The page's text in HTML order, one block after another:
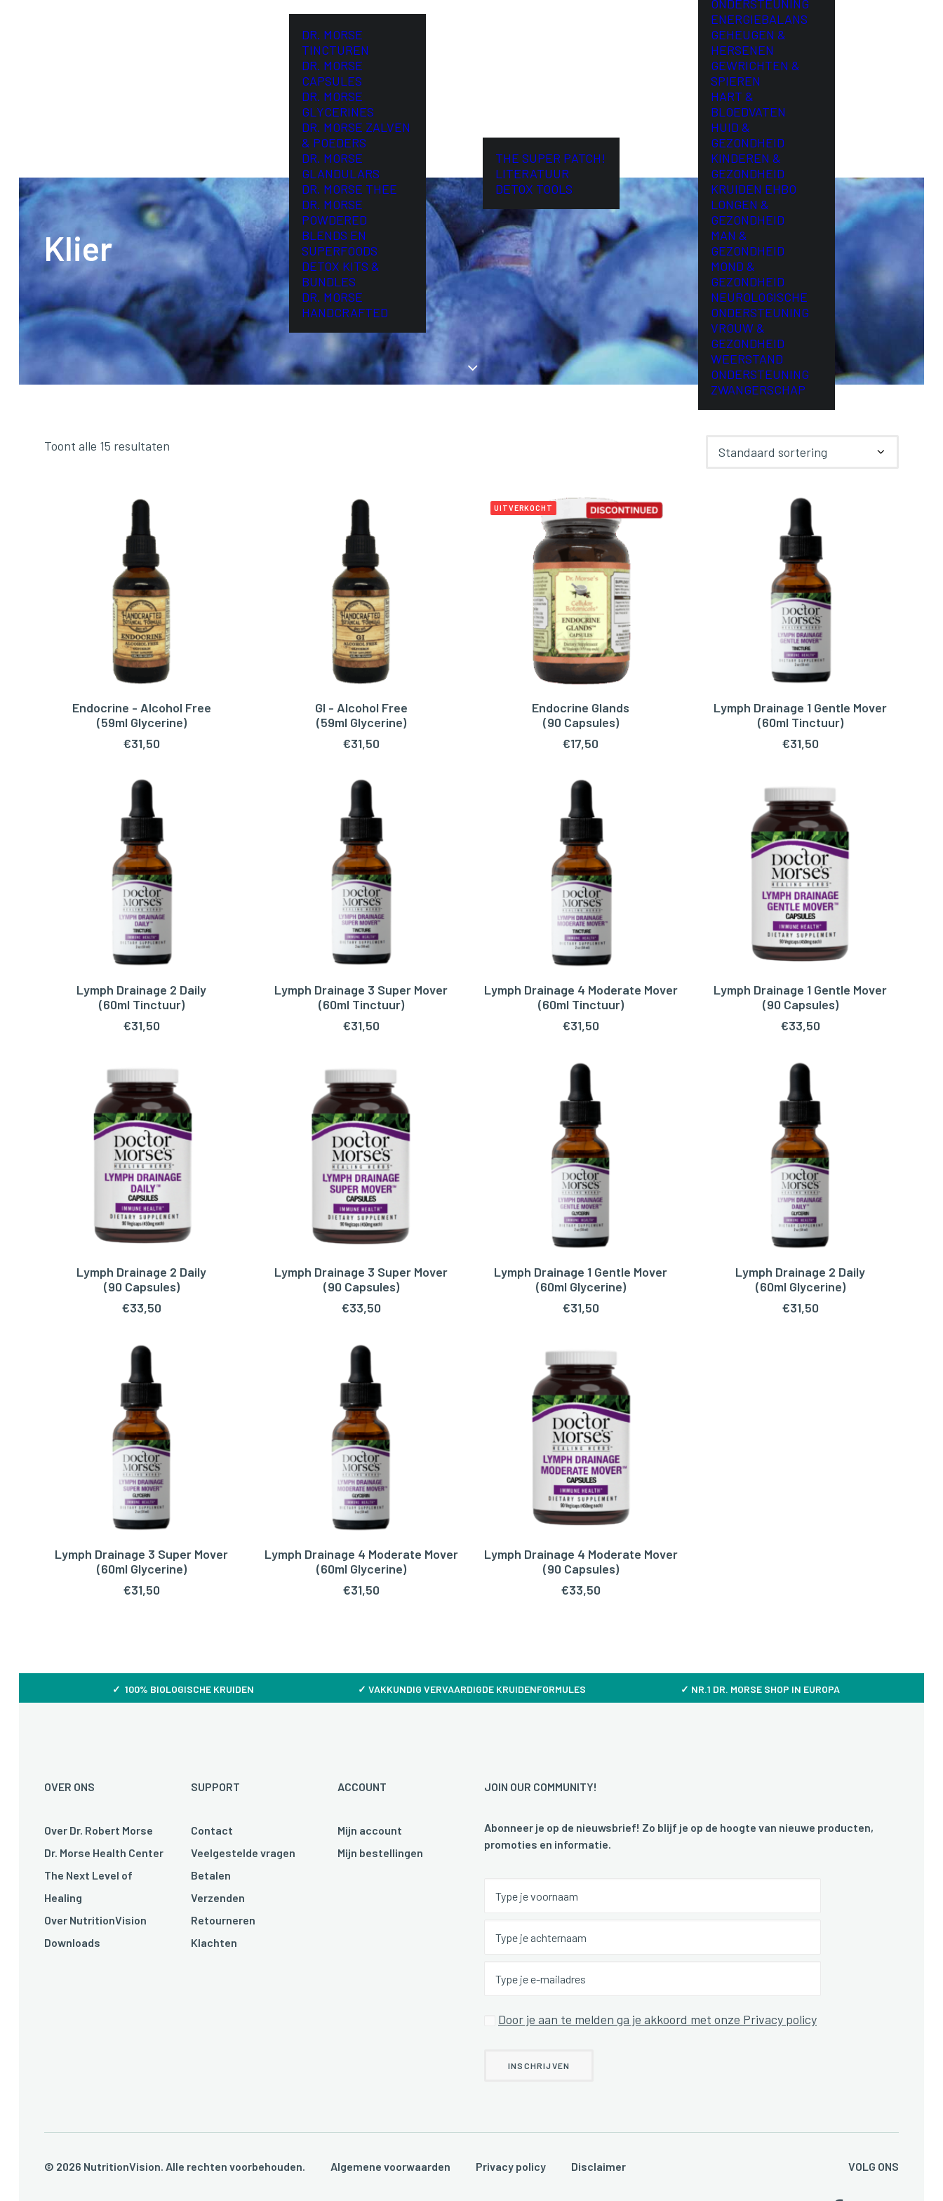
DR. MORSE
TINCTUREN
DR. MORSE
CAPSULES
DR. MORSE
GLYCERINES
DR. MORSE ZALVEN
& POEDERS
DR. MORSE
GLANDULARS
DR. MORSE THEE
DR. MORSE
POWDERED
BLENDS EN
SUPERFOODS
DETOX KITS &
BUNDLES
DR. MORSE
HANDCRAFTED
THE SUPER PATCH!
LITERATUUR
DETOX TOOLS
ONDERSTEUNING
ENERGIEBALANS
GEHEUGEN &
HERSENEN
GEWRICHTEN &
SPIEREN
HART &
BLOEDVATEN
HUID &
GEZONDHEID
KINDEREN &
GEZONDHEID
KRUIDEN EHBO
LONGEN &
GEZONDHEID
MAN &
GEZONDHEID
MOND &
GEZONDHEID
NEUROLOGISCHE
ONDERSTEUNING
VROUW &
GEZONDHEID
WEERSTAND
ONDERSTEUNING
ZWANGERSCHAP
Klier
Toont alle 15 resultaten
TOEVOEGEN AAN WINKELWAGEN
Endocrine - Alcohol Free
(59ml Glycerine)
€31,50
TOEVOEGEN AAN WINKELWAGEN
GI - Alcohol Free
(59ml Glycerine)
€31,50
UITVERKOCHT
Endocrine Glands
(90 Capsules)
€17,50
TOEVOEGEN AAN WINKELWAGEN
Lymph Drainage 1 Gentle Mover
(60ml Tinctuur)
€31,50
TOEVOEGEN AAN WINKELWAGEN
Lymph Drainage 2 Daily
(60ml Tinctuur)
€31,50
TOEVOEGEN AAN WINKELWAGEN
Lymph Drainage 3 Super Mover
(60ml Tinctuur)
€31,50
TOEVOEGEN AAN WINKELWAGEN
Lymph Drainage 4 Moderate Mover
(60ml Tinctuur)
€31,50
TOEVOEGEN AAN WINKELWAGEN
Lymph Drainage 1 Gentle Mover
(90 Capsules)
€33,50
TOEVOEGEN AAN WINKELWAGEN
Lymph Drainage 2 Daily
(90 Capsules)
€33,50
TOEVOEGEN AAN WINKELWAGEN
Lymph Drainage 3 Super Mover
(90 Capsules)
€33,50
TOEVOEGEN AAN WINKELWAGEN
Lymph Drainage 1 Gentle Mover
(60ml Glycerine)
€31,50
TOEVOEGEN AAN WINKELWAGEN
Lymph Drainage 2 Daily
(60ml Glycerine)
€31,50
TOEVOEGEN AAN WINKELWAGEN
Lymph Drainage 3 Super Mover
(60ml Glycerine)
€31,50
TOEVOEGEN AAN WINKELWAGEN
Lymph Drainage 4 Moderate Mover
(60ml Glycerine)
€31,50
TOEVOEGEN AAN WINKELWAGEN
Lymph Drainage 4 Moderate Mover
(90 Capsules)
€33,50
✓ 100% BIOLOGISCHE KRUIDEN ✓ VAKKUNDIG VERVAARDIGDE KRUIDENFORMULES ✓ NR.1 DR. MORSE SHOP IN EUROPA
OVER ONS
Over Dr. Robert Morse
Dr. Morse Health Center
The Next Level of
Healing
Over NutritionVision
Downloads
SUPPORT
Contact
Veelgestelde vragen
Betalen
Verzenden
Retourneren
Klachten
ACCOUNT
Mijn account
Mijn bestellingen
JOIN OUR COMMUNITY!
Abonneer je op de nieuwsbrief! Zo blijf je op de hoogte van nieuwe producten,
promoties en informatie.
Door je aan te melden ga je akkoord met onze Privacy policy
© 2026 NutritionVision. Alle rechten voorbehouden. Algemene voorwaarden Privacy policy Disclaimer VOLG ONS